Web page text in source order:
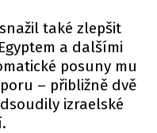
také zlepšit
a dalšími
posuny mu
– přibližně dvě
izraelské